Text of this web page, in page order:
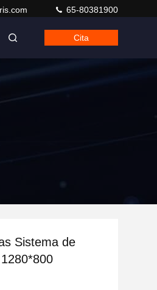
65-80381900
Cita
Sistema de